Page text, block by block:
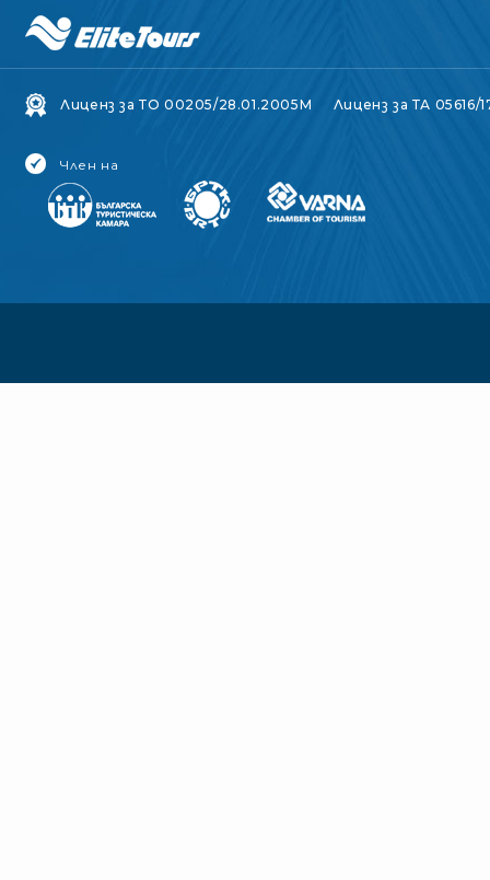
Лиценз за ТО 00205/28.01.2005M Лиценз за ТА 05616/
Член на